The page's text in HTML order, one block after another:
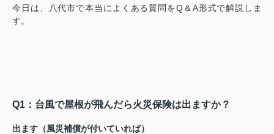
今日は、八代市で本当によくある質問をQ＆A形式で解説しま
す。
Q1：台風で屋根が飛んだら火災保険は出ますか？
出ます（風災補償が付いていれば）